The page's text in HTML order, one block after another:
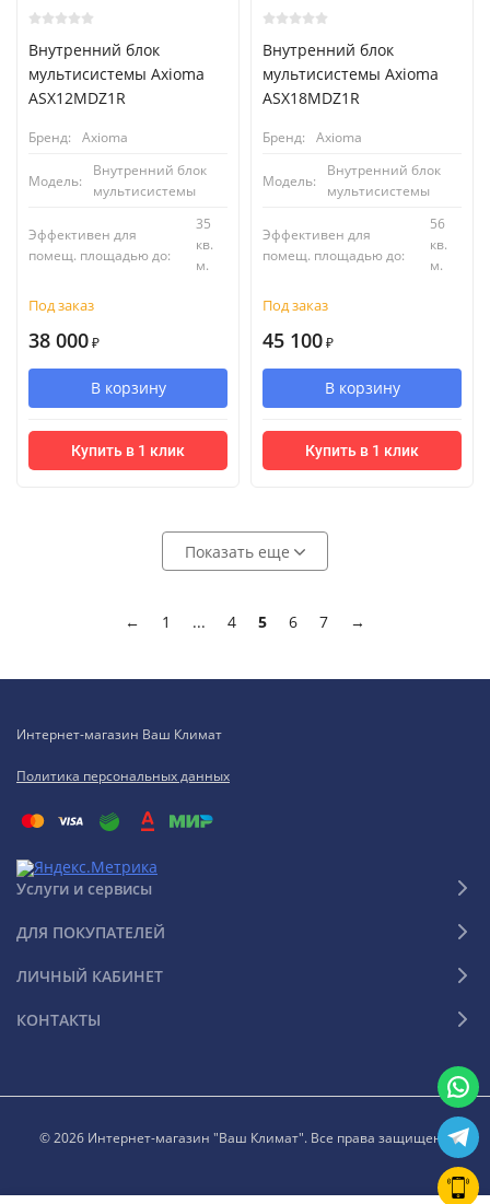
Внутренний блок
мультисистемы Axioma
ASX12MDZ1R
Бренд: Axioma
Модель:
Внутренний блок
мультисистемы
Эффективен для
помещ. площадью до:
35
кв.
м.
Под заказ
38 000 ₽
В корзину
Купить в 1 клик
Внутренний блок
мультисистемы Axioma
ASX18MDZ1R
Бренд: Axioma
Модель:
Внутренний блок
мультисистемы
Эффективен для
помещ. площадью до:
56
кв.
м.
Под заказ
45 100 ₽
В корзину
Купить в 1 клик
Показать еще
← 1 ... 4 5 6 7 →
Интернет-магазин Ваш Климат
Политика персональных данных
Услуги и сервисы
ДЛЯ ПОКУПАТЕЛЕЙ
ЛИЧНЫЙ КАБИНЕТ
КОНТАКТЫ
© 2026 Интернет-магазин "Ваш Климат". Все права защищены